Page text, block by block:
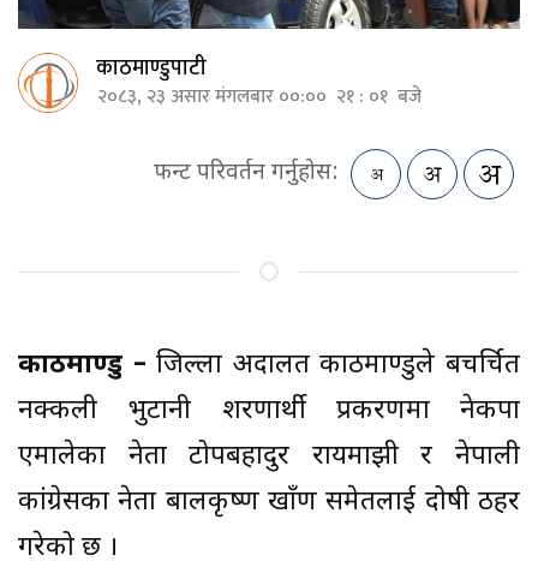
काठमाण्डुपाटी
२०८३, २३ असार मंगलबार ००:०० २१ : ०१ बजे
फन्ट परिवर्तन गर्नुहोस:
काठमाण्डु –जिल्ला अदालत काठमाण्डुले बहुचर्चित
नक्कली भुटानी शरणार्थी प्रकरणमा नेकपा
एमालेका नेता टोपबहादुर रायमाझी र नेपाली
कांग्रेसका नेता बालकृष्ण खाँण समेतलाई दोषी ठहर
गरेको छ ।